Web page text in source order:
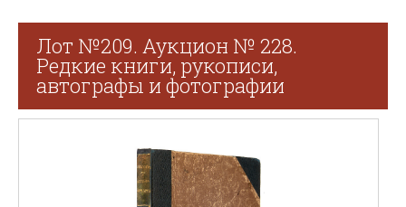
Лот №209. Аукцион № 228.
Редкие книги, рукописи,
автографы и фотографии